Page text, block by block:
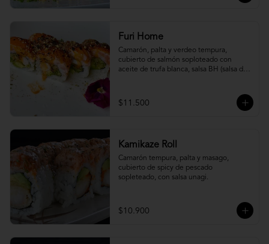
Furi Home
Camarón, palta y verdeo tempura,
cubierto de salmón soploteado con
aceite de trufa blanca, salsa BH (salsa de
$11.500
Kamikaze Roll
Camarón tempura, palta y masago,
cubierto de spicy de pescado
sopleteado, con salsa unagi.
$10.900